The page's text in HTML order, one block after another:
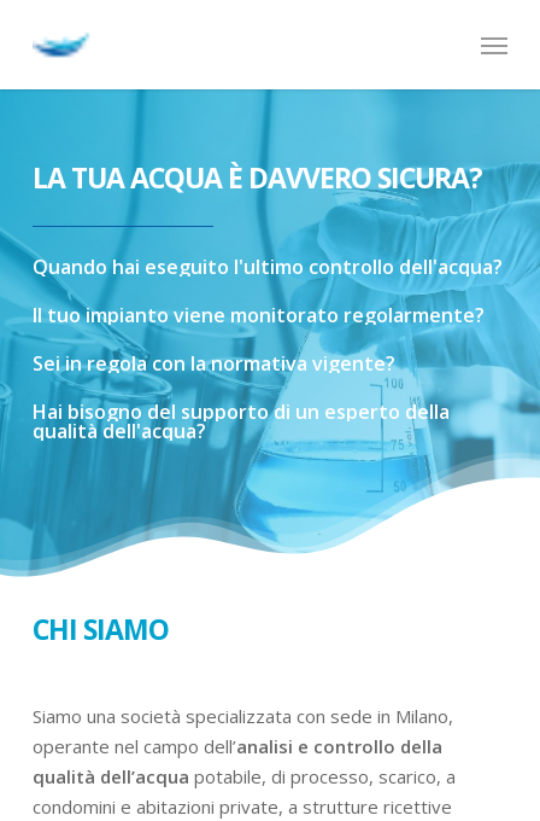
Menu
LA TUA ACQUA È DAVVERO SICURA?
Quando hai eseguito l'ultimo controllo dell'acqua?
Il tuoimpianto viene monitorato regolarmente?
Seiinregola con lanormativa vigente?
Hai bisognodel supportodi un esperto della
qualitàdell'acqua?
CHI SIAMO
Siamo una società specializzata con sede in Milano,
operante nel campo dell’analisi e controllo della
qualità dell’acqua potabile, di processo, scarico, a
condomini e abitazioni private, a strutture ricettive